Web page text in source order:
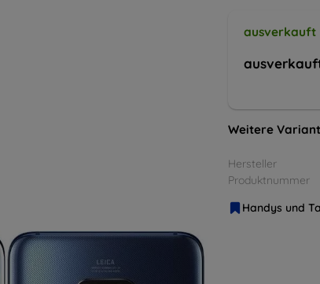
ausverkauft
Weitere
Hersteller
Produktnummer
Handys und